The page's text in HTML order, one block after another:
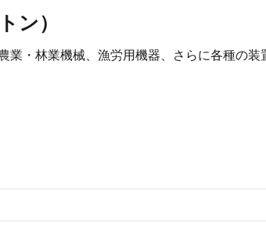
ン）
・林業機械、漁労用機器、さらに各種の装